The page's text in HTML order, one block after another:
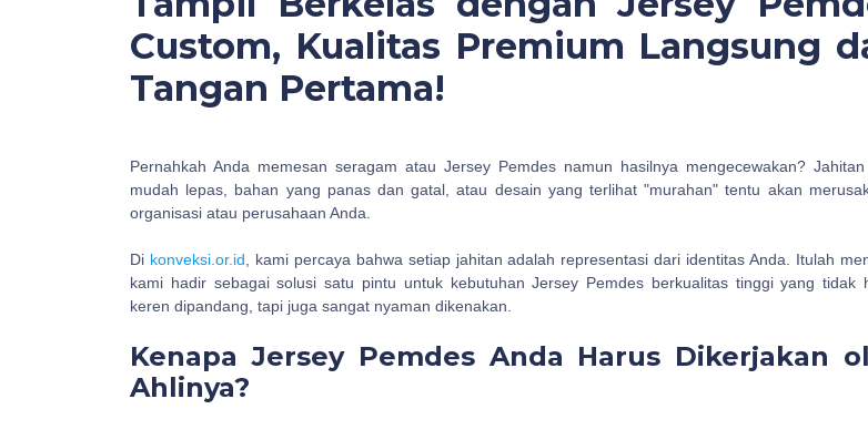
Custom, Kualitas Premium Langsung
Tangan Pertama!
Pernahkah Anda memesan seragam atau Jersey Pemdes namun hasilnya mengecewakan?
mudah lepas, bahan yang panas dan gatal, atau desain yang terlihat "murahan" tentu akan
organisasi atau perusahaan Anda.
Di konveksi.or.id , kami percaya bahwa setiap jahitan adalah representasi dari identitas Anda. Itulah
kami hadir sebagai solusi satu pintu untuk kebutuhan Jersey Pemdes berkualitas tinggi yang tidak
keren dipandang, tapi juga sangat nyaman dikenakan.
Kenapa Jersey Pemdes Anda Harus Dikerjakan
Ahlinya?